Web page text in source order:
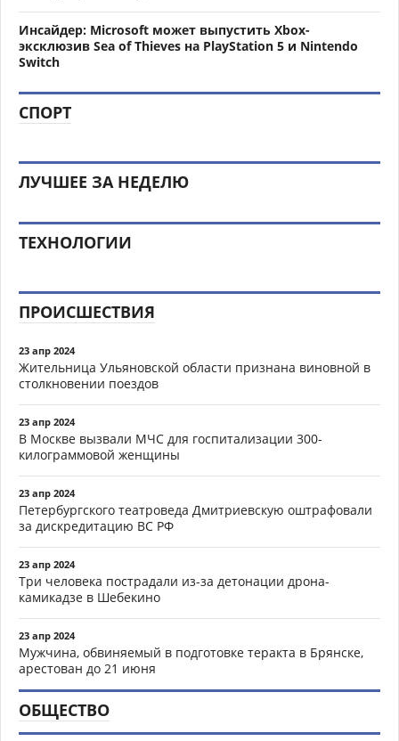
Инсайдер: Microsoft может выпустить Xbox-
эксклюзив Sea of Thieves на PlayStation 5 и Nintendo
Switch
СПОРТ
ЛУЧШЕЕ ЗА НЕДЕЛЮ
ТЕХНОЛОГИИ
ПРОИСШЕСТВИЯ
23 апр 2024
Жительница Ульяновской области признана виновной в
столкновении поездов
23 апр 2024
В Москве вызвали МЧС для госпитализации 300-
килограммовой женщины
23 апр 2024
Петербургского театроведа Дмитриевскую оштрафовали
за дискредитацию ВС РФ
23 апр 2024
Три человека пострадали из-за детонации дрона-
камикадзе в Шебекино
23 апр 2024
Мужчина, обвиняемый в подготовке теракта в Брянске,
арестован до 21 июня
ОБЩЕСТВО